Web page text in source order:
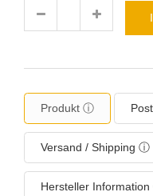
Produkt ⓘ
Versand / Shipping ⓘ
Hersteller